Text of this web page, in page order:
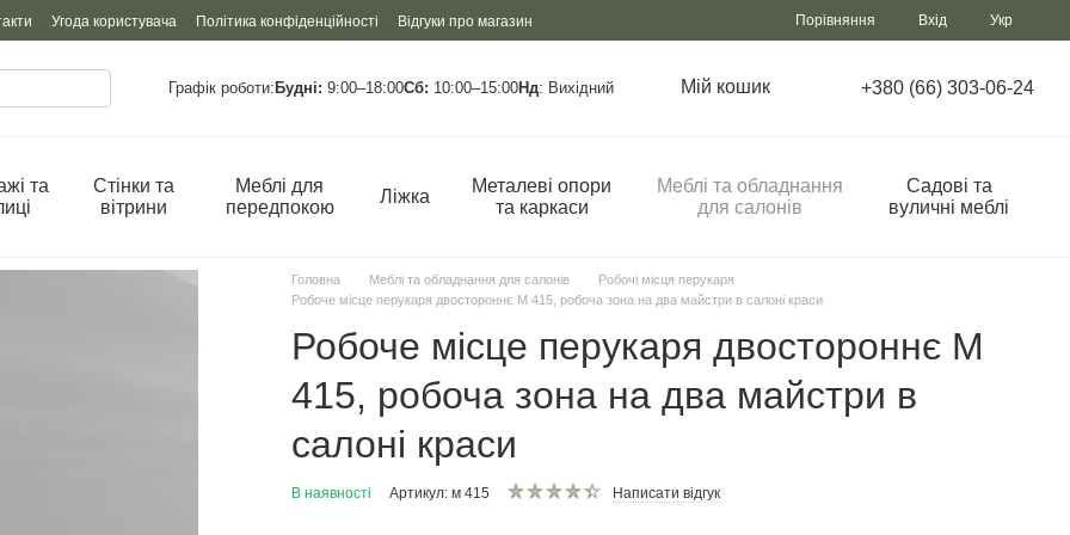
Угода користувача Політика конфіденційності Відгуки про магазин Порівняння Вхід Укр
Графік роботи: Будні: 9:00–18:00Сб: 10:00–15:00Нд: Вихідний Мій кошик +380 (66) 303-06-24
та
Стінки та
вітрини
Меблі для
передпокою
Ліжка
Металеві опори
та каркаси
Меблі та обладнання
для салонів
Садові та
вуличні меблі
Головна Меблі та обладнання для салонів
Робочі місця перукаря
Робоче місце перукаря двостороннє М 415, робоча зона на два майстри в салоні краси
Робоче місце перукаря двостороннє М
415, робоча зона на два майстри в
салоні краси
В наявності Артикул: м 415 Написати відгук